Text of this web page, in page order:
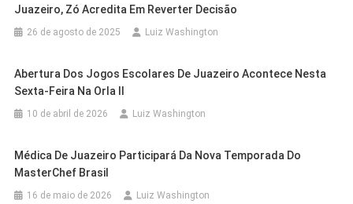
Juazeiro, Zó Acredita Em Reverter Decisão
26 de agosto de 2025 Luiz Washington
Abertura Dos Jogos Escolares De Juazeiro Acontece Nesta
Sexta-Feira Na Orla II
10 de abril de 2026 Luiz Washington
Médica De Juazeiro Participará Da Nova Temporada Do
MasterChef Brasil
16 de maio de 2026 Luiz Washington
Outras Cidades
Exame Toxicológico Passa A Ser
Cidades
Cidades
Outras Cidades